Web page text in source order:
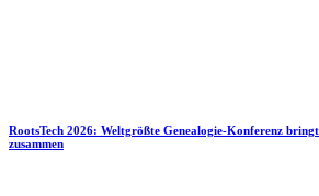
RootsTech 2026: Weltgrößte Genealogie-Konferenz
zusammen